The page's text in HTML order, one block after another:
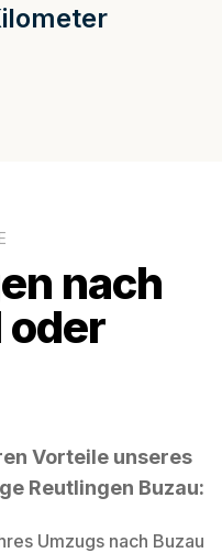
nach
oder
Vorteile unseres
Reutlingen Buzau:
Umzugs nach Buzau